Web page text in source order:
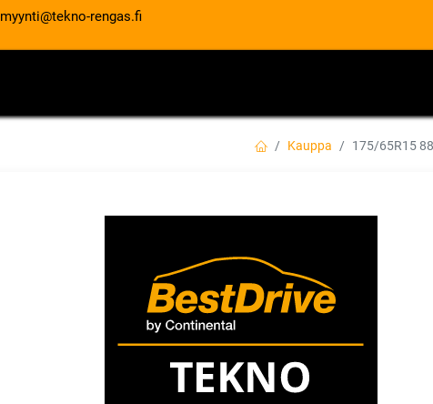
myynti@tekno-rengas.fi
Kauppa 175/65R15
175/65R15 88T
EAN:4038526067760
113,00€/ kpl
Toimitusaika: